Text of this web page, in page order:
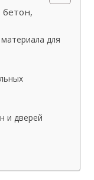
бетон,
для
и дверей